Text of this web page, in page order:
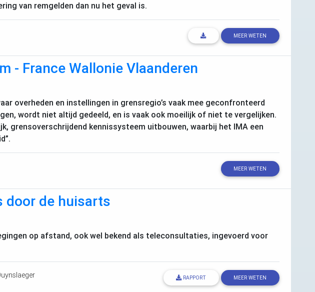
van remgelden dan nu het geval is.
MEER WETEN
- France Wallonie Vlaanderen
overheden en instellingen in grensregio’s vaak mee geconfronteerd
wordt niet altijd gedeeld, en is vaak ook moeilijk of niet te vergelijken.
grensoverschrijdend kennissysteem uitbouwen, waarbij het IMA een
MEER WETEN
door de huisarts
op afstand, ook wel bekend als teleconsultaties, ingevoerd voor
RAPPORT MEER WETEN